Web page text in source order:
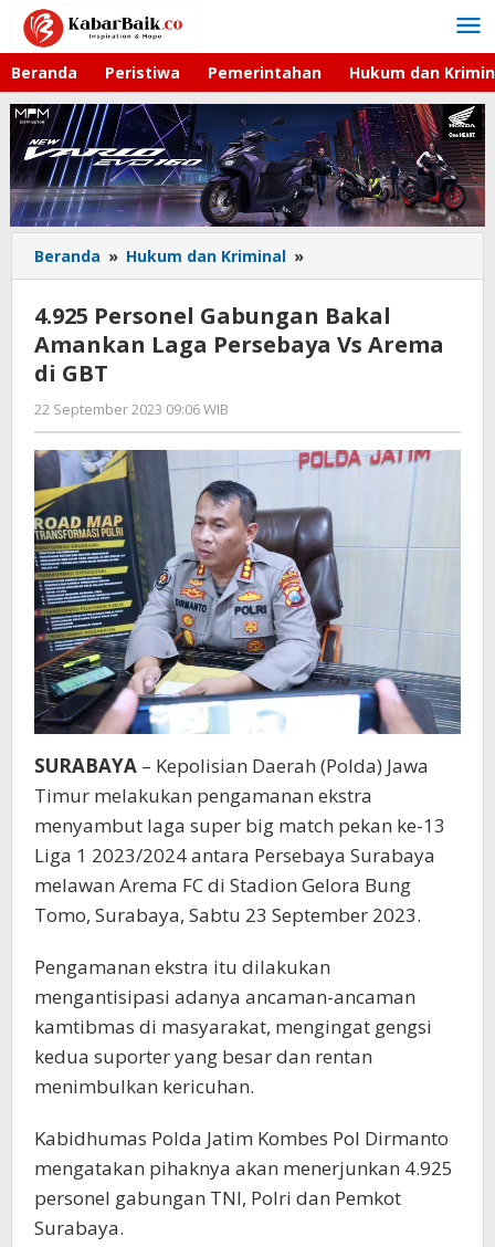
Lewati
konten
Beranda Peristiwa Pemerintahan Hukum dan
Beranda » Hukum dan Kriminal »
Personel
Gabungan
Bakal
Amankan
di
4.925 Personel Gabungan Bakal
Amankan Laga Persebaya Vs Arema
di GBT
22 September 2023 09:06 WIB
Andika
DP
SURABAYA – Kepolisian Daerah (Polda) Jawa
Timur melakukan pengamanan ekstra
menyambut laga super big match pekan ke-13
Liga 1 2023/2024 antara Persebaya Surabaya
melawan Arema FC di Stadion Gelora Bung
Tomo, Surabaya, Sabtu 23 September 2023.
Pengamanan ekstra itu dilakukan
mengantisipasi adanya ancaman-ancaman
kamtibmas di masyarakat, mengingat gengsi
kedua suporter yang besar dan rentan
menimbulkan kericuhan.
Kabidhumas Polda Jatim Kombes Pol Dirmanto
mengatakan pihaknya akan menerjunkan 4.925
personel gabungan TNI, Polri dan Pemkot
Surabaya.